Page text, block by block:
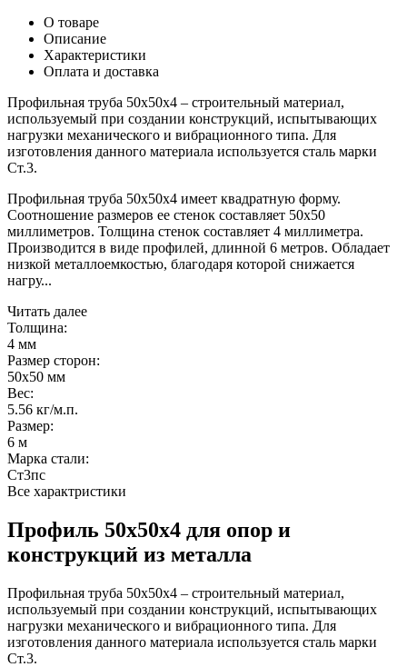
О товаре
Описание
Характеристики
Оплата и доставка
Профильная труба 50х50х4 – строительный материал,
используемый при создании конструкций, испытывающих
нагрузки механического и вибрационного типа. Для
изготовления данного материала используется сталь марки
Ст.3.
Профильная труба 50х50х4 имеет квадратную форму.
Соотношение размеров ее стенок составляет 50х50
миллиметров. Толщина стенок составляет 4 миллиметра.
Производится в виде профилей, длинной 6 метров. Обладает
низкой металлоемкостью, благодаря которой снижается
нагру...
Читать далее
Толщина:
4 мм
Размер сторон:
50х50 мм
Вес:
5.56 кг/м.п.
Размер:
6 м
Марка стали:
Cт3пс
Все характристики
Профиль 50х50х4 для опор и
конструкций из металла
Профильная труба 50х50х4 – строительный материал,
используемый при создании конструкций, испытывающих
нагрузки механического и вибрационного типа. Для
изготовления данного материала используется сталь марки
Ст.3.